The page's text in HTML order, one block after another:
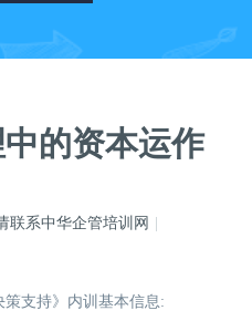
中的资本运作
联系中华企管培训网
策支持》内训基本信息: